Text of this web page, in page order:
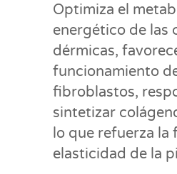
Optimiza el
energético de las
dérmicas,
funcionamiento
fibroblastos,
sintetizar
lo que refuerza la
elasticidad de la